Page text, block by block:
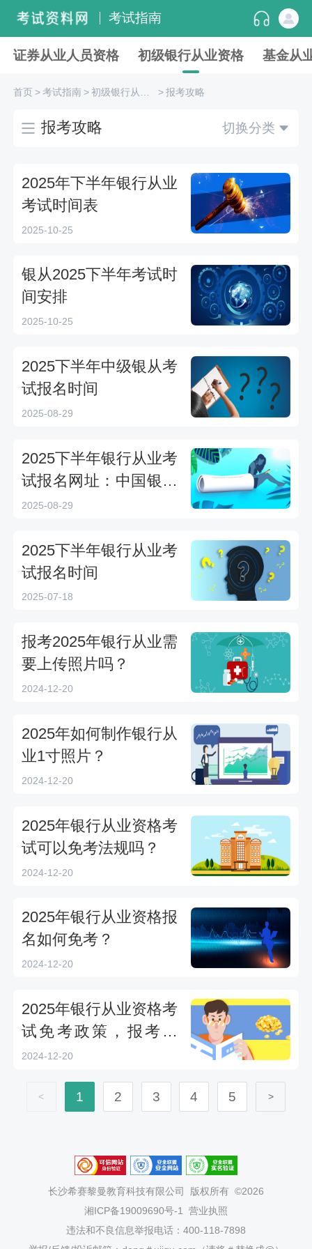
考试指南
证券从业人员资格 初级银行从业资格 基金从
首页>考试指南> > 报考攻略
报考攻略 切换分类
2025年下半年银行从业
考试时间表
2025-10-25
银从2025下半年考试时
间安排
2025-10-25
2025下半年中级银从考
试报名时间
2025-08-29
2025下半年银行从业考
试报名网址：中国银行
业协会
2025-08-29
2025下半年银行从业考
试报名时间
2025-07-18
报考2025年银行从业需
要上传照片吗？
2024-12-20
2025年如何制作银行从
业1寸照片？
2024-12-20
2025年银行从业资格考
试可以免考法规吗？
2024-12-20
2025年银行从业资格报
名如何免考？
2024-12-20
2025年银行从业资格考
试免考政策，报考必
看！
2024-12-20
< 1 2 3 4 5 >
长沙希赛黎曼教育科技有限公司
版权所有 ©2026
湘ICP备19009690号-1
营业执照
违法和不良信息举报电话：400-118-7898